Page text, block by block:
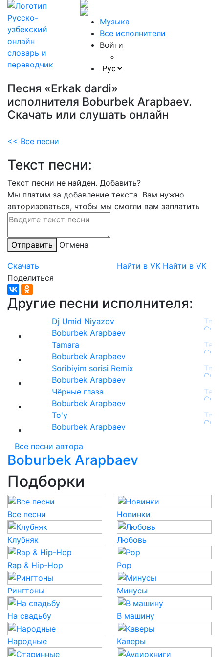
Музыка
Все исполнители
Войти
Песня «Erkak dardi»
исполнителя Boburbek Arapbaev.
Скачать или слушать онлайн
<< Все песни
Текст песни:
Текст песни не найден. Добавить?
Мы платим за добавление текста. Вам нужно
авторизоваться, чтобы мы смогли вам заплатить
Отправить Отмена
Скачать Найти в VK Найти в VK
Поделиться
Другие песни исполнителя:
Dj Umid Niyazov
Boburbek Arapbaev
Tamara
Boburbek Arapbaev
Soribiyim sorisi Remix
Boburbek Arapbaev
Чёрные глаза
Boburbek Arapbaev
To'y
Boburbek Arapbaev
Все песни автора
Boburbek Arapbaev
Подборки
Все песни Новинки
Клубняк Любовь
Rap & Hip-Hop Pop
Рингтоны Минусы
На свадьбу В машину
Народные Каверы